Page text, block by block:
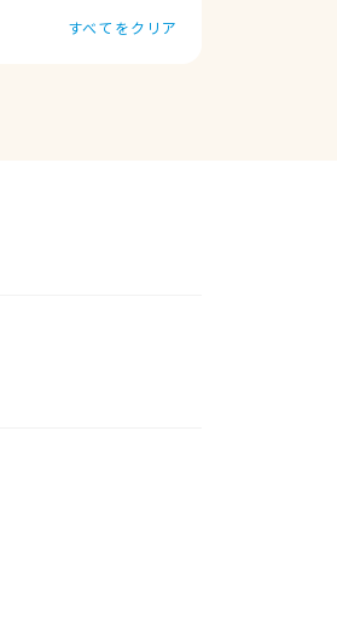
すべてをクリア